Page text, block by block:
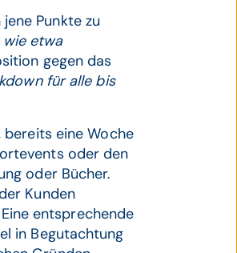
Punkte zu
wie etwa
gegen das
für alle bis
bereits eine Woche
oder den
oder Bücher.
Kunden
entsprechende
in Begutachtung